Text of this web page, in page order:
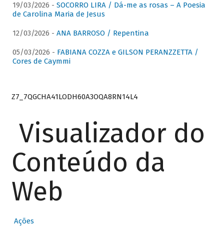
19/03/2026 - SOCORRO LIRA / Dá-me as rosas – A Poesia
de Carolina Maria de Jesus
12/03/2026 - ANA BARROSO / Repentina
05/03/2026 - FABIANA COZZA e GILSON PERANZZETTA /
Cores de Caymmi
Z7_7QGCHA41LODH60A3OQA8RN14L4
Visualizador do
Conteúdo da
Web
Ações